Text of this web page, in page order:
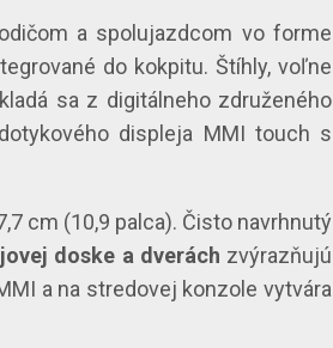
a spolujazdcom vo forme
do kokpitu. Štíhly, voľne
sa z digitálneho združeného
displeja MMI touch s
cm (10,9 palca). Čisto navrhnutý
doske a dverách zvýrazňujú
a na stredovej konzole vytvára